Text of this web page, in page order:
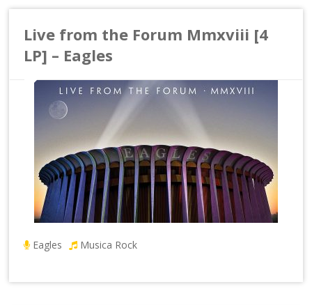
Live from the Forum Mmxviii [4
LP] – Eagles
Eagles Musica Rock